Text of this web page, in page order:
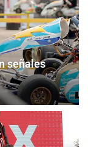
señales